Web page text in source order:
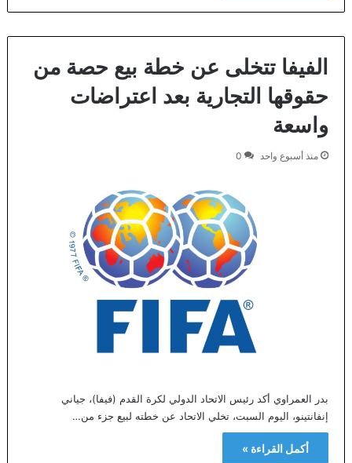
الفيفا تتخلى عن خطة بيع حصة من
حقوقها التجارية بعد اعتراضات
واسعة
منذ أسبوع واحد 0
بدر العمراوي أكد رئيس الاتحاد الدولي لكرة القدم (فيفا)، جياني
إنفانتينو، اليوم السبت، تخلي الاتحاد عن خطته لبيع جزء من…
أكمل القراءة »